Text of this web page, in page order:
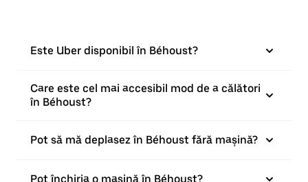
Este Uber disponibil în Béhoust?
Care este cel mai accesibil mod de a călători
în Béhoust?
Pot să mă deplasez în Béhoust fără mașină?
Pot închiria o mașină în Béhoust?